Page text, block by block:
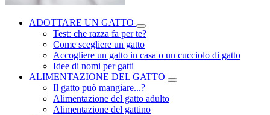
ADOTTARE UN GATTO
Test: che razza fa per te?
Come scegliere un gatto
Accogliere un gatto in casa o un cucciolo di gatto
Idee di nomi per gatti
ALIMENTAZIONE DEL GATTO
Il gatto può mangiare...?
Alimentazione del gatto adulto
Alimentazione del gattino